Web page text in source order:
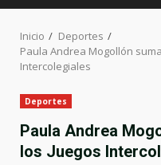
Inicio
Deportes
Paula Andrea Mogollón
Intercolegiales
Deportes
Paula Andrea
los Juegos